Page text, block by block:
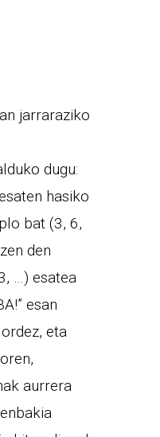
jarraraziko
dugu:
hasiko
bat (3, 6,
den
…) esatea
esan
eta
aurrera